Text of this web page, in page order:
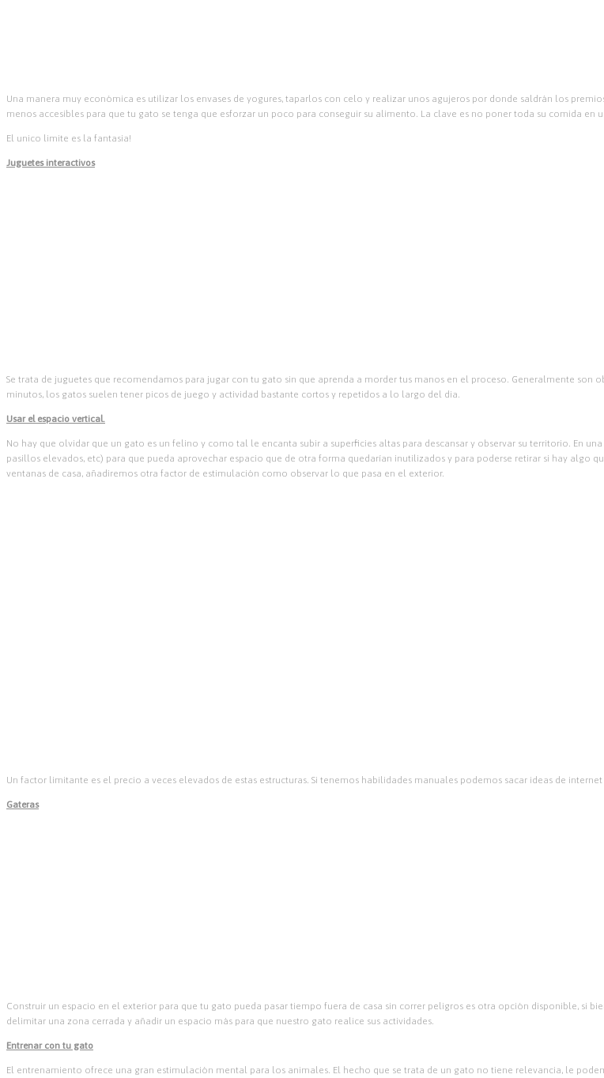
Una manera muy económica es utilizar los envases de yogures, taparlos con celo y realizar unos agujeros por donde saldrán los
menos accesibles para que tu gato se tenga que esforzar un poco para conseguir su alimento. La clave es no poner toda su comida
El unico limite es la fantasia!
Juguetes interactivos
Se trata de juguetes que recomendamos para jugar con tu gato sin que aprenda a morder tus manos en el proceso. Generalmente son
minutos, los gatos suelen tener picos de juego y actividad bastante cortos y repetidos a lo largo del dia.
Usar el espacio vertical.
No hay que olvidar que un gato es un felino y como tal le encanta subir a superficies altas para descansar y observar su territorio. En
pasillos elevados, etc) para que pueda aprovechar espacio que de otra forma quedarían inutilizados y para poderse retirar si hay algo
ventanas de casa, añadiremos otra factor de estimulación como observar lo que pasa en el exterior.
Un factor limitante es el precio a veces elevados de estas estructuras. Si tenemos habilidades manuales podemos sacar ideas de
Gateras
Construir un espacio en el exterior para que tu gato pueda pasar tiempo fuera de casa sin correr peligros es otra opción disponible, si
delimitar una zona cerrada y añadir un espacio más para que nuestro gato realice sus actividades.
Entrenar con tu gato
El entrenamiento ofrece una gran estimulación mental para los animales. El hecho que se trata de un gato no tiene relevancia, le